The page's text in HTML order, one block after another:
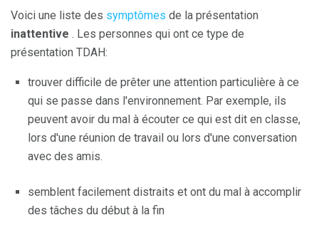
Voici une liste des symptômes de la présentation
inattentive . Les personnes qui ont ce type de
présentation TDAH:
trouver difficile de prêter une attention particulière à ce
qui se passe dans l'environnement. Par exemple, ils
peuvent avoir du mal à écouter ce qui est dit en classe,
lors d'une réunion de travail ou lors d'une conversation
avec des amis.
semblent facilement distraits et ont du mal à accomplir
des tâches du début à la fin